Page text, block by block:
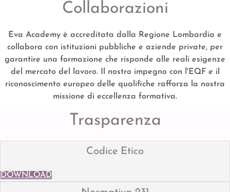
Collaborazioni
Eva Academy è accreditata dalla Regione Lombardia e
collabora con istituzioni pubbliche e aziende private, per
garantire una formazione che risponde alle reali esigenze
del mercato del lavoro. Il nostro impegno con l'EQF e il
riconoscimento europeo delle qualifiche rafforza la nostra
missione di eccellenza formativa.
Trasparenza
Codice Etico
DOWNLOAD